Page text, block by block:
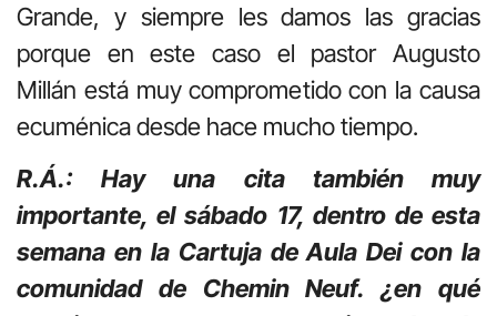
Grande, y siempre les damos las gracias
porque en este caso el pastor Augusto
Millán está muy comprometido con la causa
ecuménica desde hace mucho tiempo.
R.Á.: Hay una cita también muy
importante, el sábado 17, dentro de esta
semana en la Cartuja de Aula Dei con la
comunidad de Chemin Neuf. ¿en qué